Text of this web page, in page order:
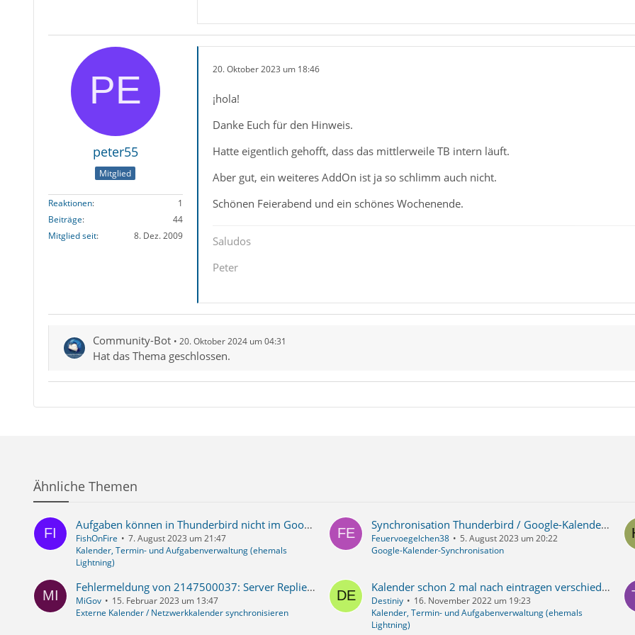
peter55
Mitglied
Reaktionen
1
Beiträge
44
Mitglied seit
8. Dez. 2009
20. Oktober 2023 um 18:46
¡hola!
Danke Euch für den Hinweis.
Hatte eigentlich gehofft, dass das mittlerweile TB intern läuft.
Aber gut, ein weiteres AddOn ist ja so schlimm auch nicht.
Schönen Feierabend und ein schönes Wochenende.
Saludos
Peter
Community-Bot 20. Oktober 2024 um 04:31
Hat das Thema geschlossen.
Ähnliche Themen
Aufgaben können in Thunderbird nicht im Google-Kalender sondern nur im lokalen Kalender eingetragen werden.
FishOnFire
7. August 2023 um 21:47
Kalender, Termin- und Aufgabenverwaltung (ehemals
Lightning)
Synchronisation Thunderbird / Google-Kalender funktioniert nur in eine Richtung (Google ► TB)
Feuervoegelchen38
5. August 2023 um 20:22
Google-Kalender-Synchronisation
Fehlermeldung von 2147500037: Server Replied 403 bei eintragen von Terminen in syncronisierten Kalendern
MiGov
15. Februar 2023 um 13:47
Externe Kalender / Netzwerkkalender synchronisieren
Kalender schon 2 mal nach eintragen verschiedener TErmine an verschiedenen Rechnern gelöscht
Destiniy
16. November 2022 um 19:23
Kalender, Termin- und Aufgabenverwaltung (ehemals
Lightning)